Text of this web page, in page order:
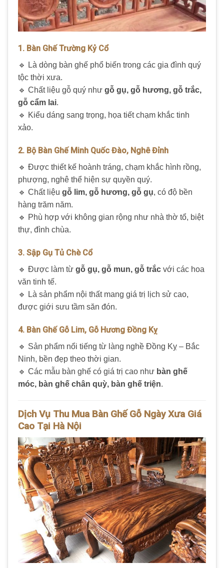
1. Bàn Ghế Trường Kỷ Cổ
🔹 Là dòng bàn ghế phổ biến trong các gia đình quý
tộc thời xưa.
🔹 Chất liệu gỗ quý như gỗ gụ, gỗ hương, gỗ trắc,
gỗ cẩm lai.
🔹 Kiểu dáng sang trọng, họa tiết chạm khắc tinh
xảo.
2. Bộ Bàn Ghế Minh Quốc Đào, Nghê Đỉnh
🔹 Được thiết kế hoành tráng, chạm khắc hình rồng,
phượng, nghê thể hiện sự quyền quý.
🔹 Chất liệu gỗ lim, gỗ hương, gỗ gụ, có độ bền
hàng trăm năm.
🔹 Phù hợp với không gian rộng như nhà thờ tổ, biệt
thự, đình chùa.
3. Sập Gụ Tủ Chè Cổ
🔹 Được làm từ gỗ gụ, gỗ mun, gỗ trắc với các hoa
văn tinh tế.
🔹 Là sản phẩm nội thất mang giá trị lịch sử cao,
được giới sưu tầm săn đón.
4. Bàn Ghế Gỗ Lim, Gỗ Hương Đồng Kỵ
🔹 Sản phẩm nổi tiếng từ làng nghề Đồng Kỵ – Bắc
Ninh, bền đẹp theo thời gian.
🔹 Các mẫu bàn ghế có giá trị cao như bàn ghế
móc, bàn ghế chân quỳ, bàn ghế triện.
Dịch Vụ Thu Mua Bàn Ghế Gỗ Ngày Xưa Giá
Cao Tại Hà Nội